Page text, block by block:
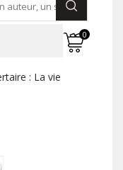
0
: La vie